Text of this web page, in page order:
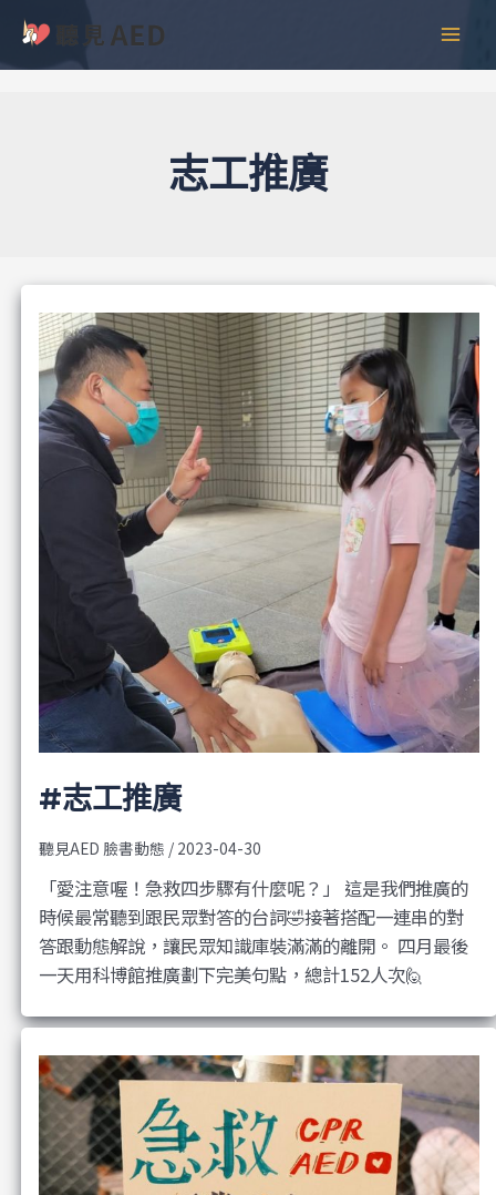
主
志工推廣
#志工推廣
聽見AED 臉書動態 / 2023-04-30
「愛注意喔！急救四步驟有什麼呢？」 這是我們推廣的
時候最常聽到跟民眾對答的台詞🤣接著搭配一連串的對
答跟動態解說，讓民眾知識庫裝滿滿的離開。 四月最後
一天用科博館推廣劃下完美句點，總計152人次🙋
彙
整